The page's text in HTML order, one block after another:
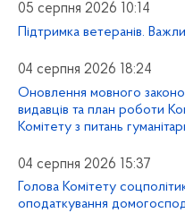
05 серпня 2026 10:14
Підтримка ветеранів.
04 серпня 2026 18:24
Оновлення мовного
видавців та план роботи
Комітету з питань
04 серпня 2026 15:37
Голова Комітету
оподаткування